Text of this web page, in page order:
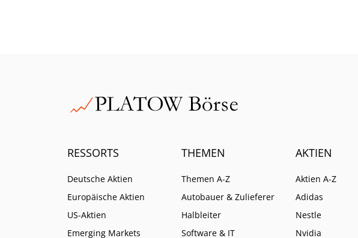
RESSORTS
Deutsche Aktien
Europäische Aktien
US-Aktien
Emerging Markets
THEMEN
Themen A-Z
Autobauer & Zulieferer
Halbleiter
Software & IT
AKTIEN
Aktien A-Z
Adidas
Nestle
Nvidia